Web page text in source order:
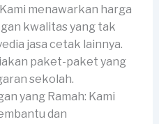
menawarkan harga
kwalitas yang tak
jasa cetak lainnya.
paket-paket yang
sekolah.
yang Ramah: Kami
dan